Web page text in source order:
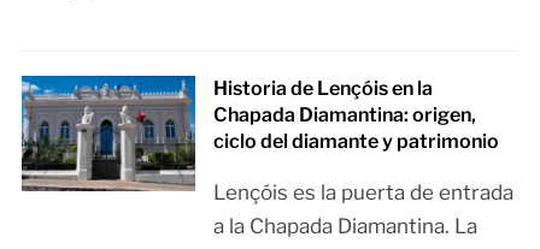
Historia de Lençóis en la
Chapada Diamantina: origen,
ciclo del diamante y patrimonio
Lençóis es la puerta de entrada
a la Chapada Diamantina. La